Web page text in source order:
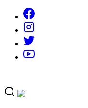
content